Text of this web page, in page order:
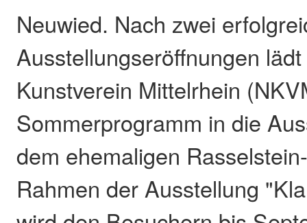
Neuwied. Nach zwei
Ausstellungseröffnungen
Kunstverein Mittelrhein
Sommerprogramm in die
dem ehemaligen
Rahmen der Ausstellung